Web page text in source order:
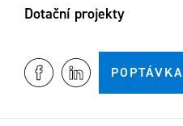
Dotační projekty
POPTÁVKA